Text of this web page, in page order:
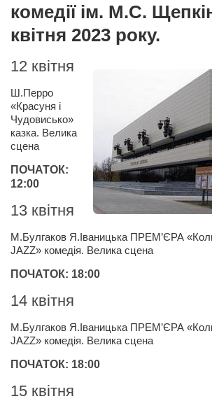
Здоровье
Здоровый образ жизни
Курьезы
Досье
Лариса Ильченко
Елена Мельник
Вера Паненко
Актёры
Валентин Бурый
комедії ім. М.С.
квітня 2023 року.
12 квітня
Ш.Перро
«Красуня і
Чудовисько»
казка. Велика
сцена
ПОЧАТОК:
12:00
13 квітня
М.Булгаков Я.Іваницька ПРЕМ’ЄРА
JAZZ» комедія. Велика сцена
ПОЧАТОК: 18:00
14 квітня
М.Булгаков Я.Іваницька ПРЕМ’ЄРА
JAZZ» комедія. Велика сцена
ПОЧАТОК: 18:00
15 квітня